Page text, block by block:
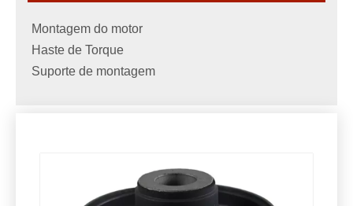
Montagem do motor
Haste de Torque
Suporte de montagem